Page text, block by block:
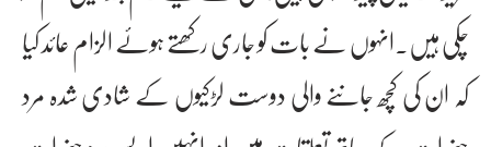
چکی ہیں۔انہوں نے بات کو جاری رکھتے ہوئے الزام عائد کیا
کہ ان کی کچھ جاننے والی دوست لڑکیوں کے شادی شدہ مرد